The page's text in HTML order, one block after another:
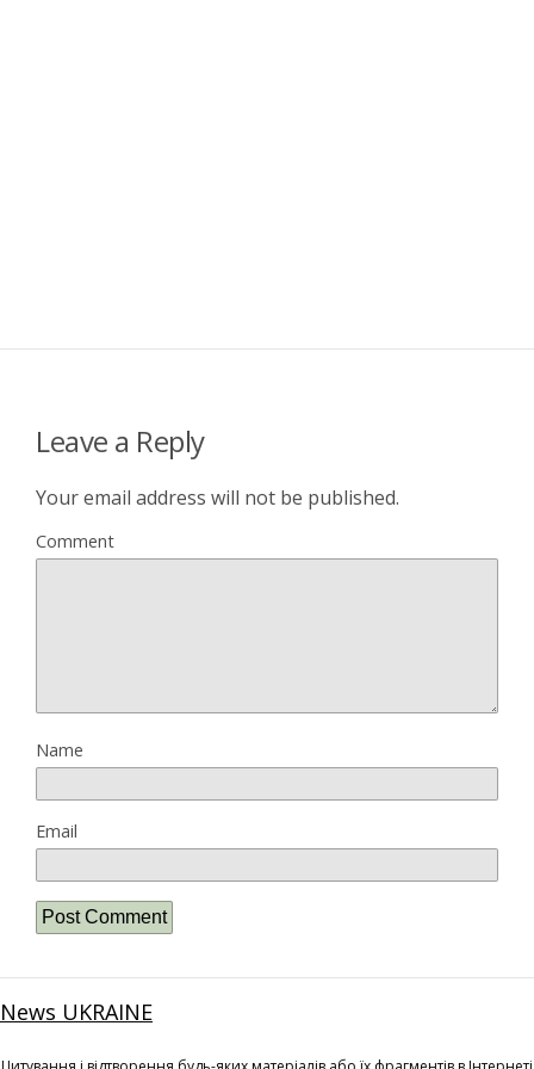
Leave a Reply
Your email address will not be published.
Comment
Name
Email
News UKRAINE